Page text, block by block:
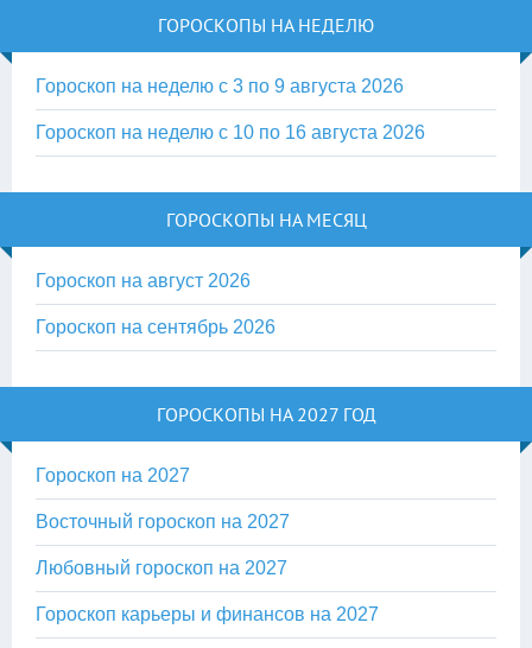
ГОРОСКОПЫ НА НЕДЕЛЮ
Гороскоп на неделю с 3 по 9 августа 2026
Гороскоп на неделю с 10 по 16 августа 2026
ГОРОСКОПЫ НА МЕСЯЦ
Гороскоп на август 2026
Гороскоп на сентябрь 2026
ГОРОСКОПЫ НА 2027 ГОД
Гороскоп на 2027
Восточный гороскоп на 2027
Любовный гороскоп на 2027
Гороскоп карьеры и финансов на 2027